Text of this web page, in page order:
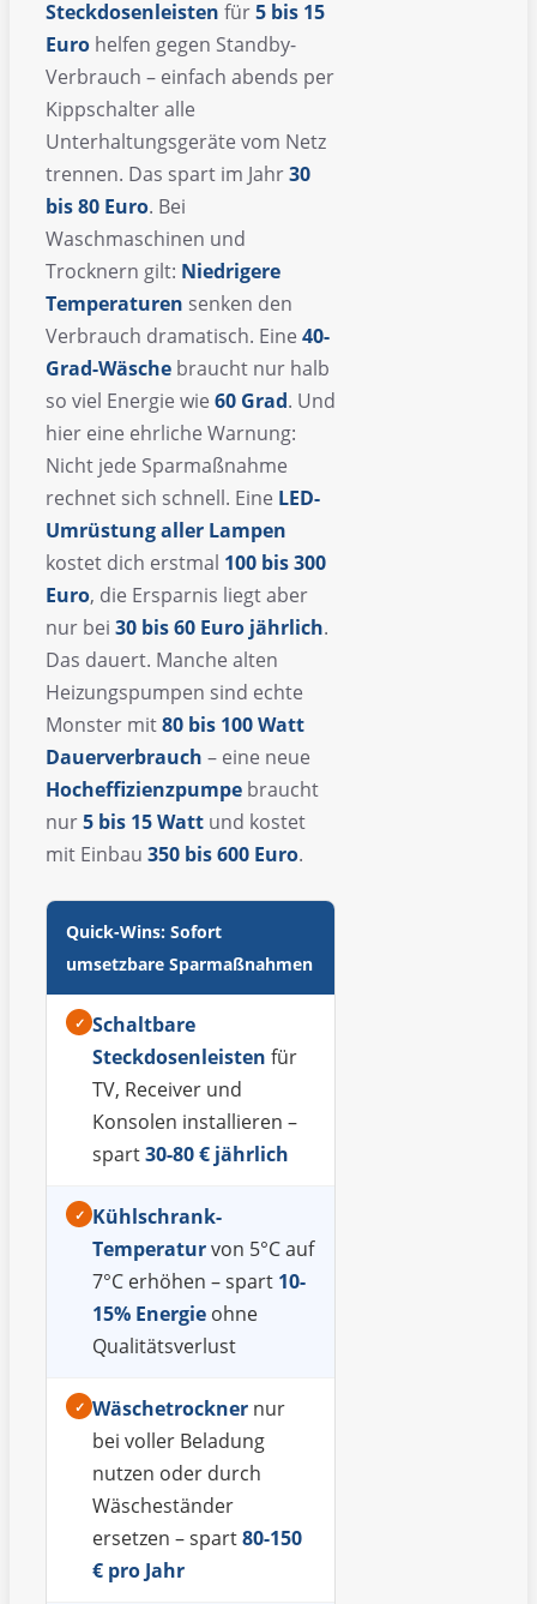
Steckdosenleisten für5 bis 15
Euro helfen gegen Standby-
Verbrauch – einfach abends per
Kippschalter alle
Unterhaltungsgeräte vom Netz
trennen. Das spart im Jahr30
bis 80 Euro. Bei
Waschmaschinen und
Trocknern gilt: Niedrigere
Temperaturen senken den
Verbrauch dramatisch. Eine 40-
Grad-Wäsche braucht nur halb
so viel Energie wie 60 Grad. Und
hier eine ehrliche Warnung:
Nicht jede Sparmaßnahme
rechnet sich schnell. Eine LED-
Umrüstung aller Lampen
kostet dich erstmal 100 bis 300
Euro, die Ersparnis liegt aber
nur bei 30 bis 60 Euro jährlich.
Das dauert. Manche alten
Heizungspumpen sind echte
Monster mit80 bis 100 Watt
Dauerverbrauch – eine neue
Hocheffizienzpumpe braucht
nur5 bis 15 Watt und kostet
mit Einbau 350 bis 600 Euro.
Quick-Wins: Sofort
umsetzbare Sparmaßnahmen
✓ Schaltbare
Steckdosenleisten für
TV, Receiver und
Konsolen installieren –
spart30-80 € jährlich
✓ Kühlschrank-
Temperaturvon 5°C auf
7°C erhöhen – spart 10-
15% Energie ohne
Qualitätsverlust
✓ Wäschetrockner nur
bei voller Beladung
nutzen oder durch
Wäscheständer
ersetzen – spart80-150
€ pro Jahr